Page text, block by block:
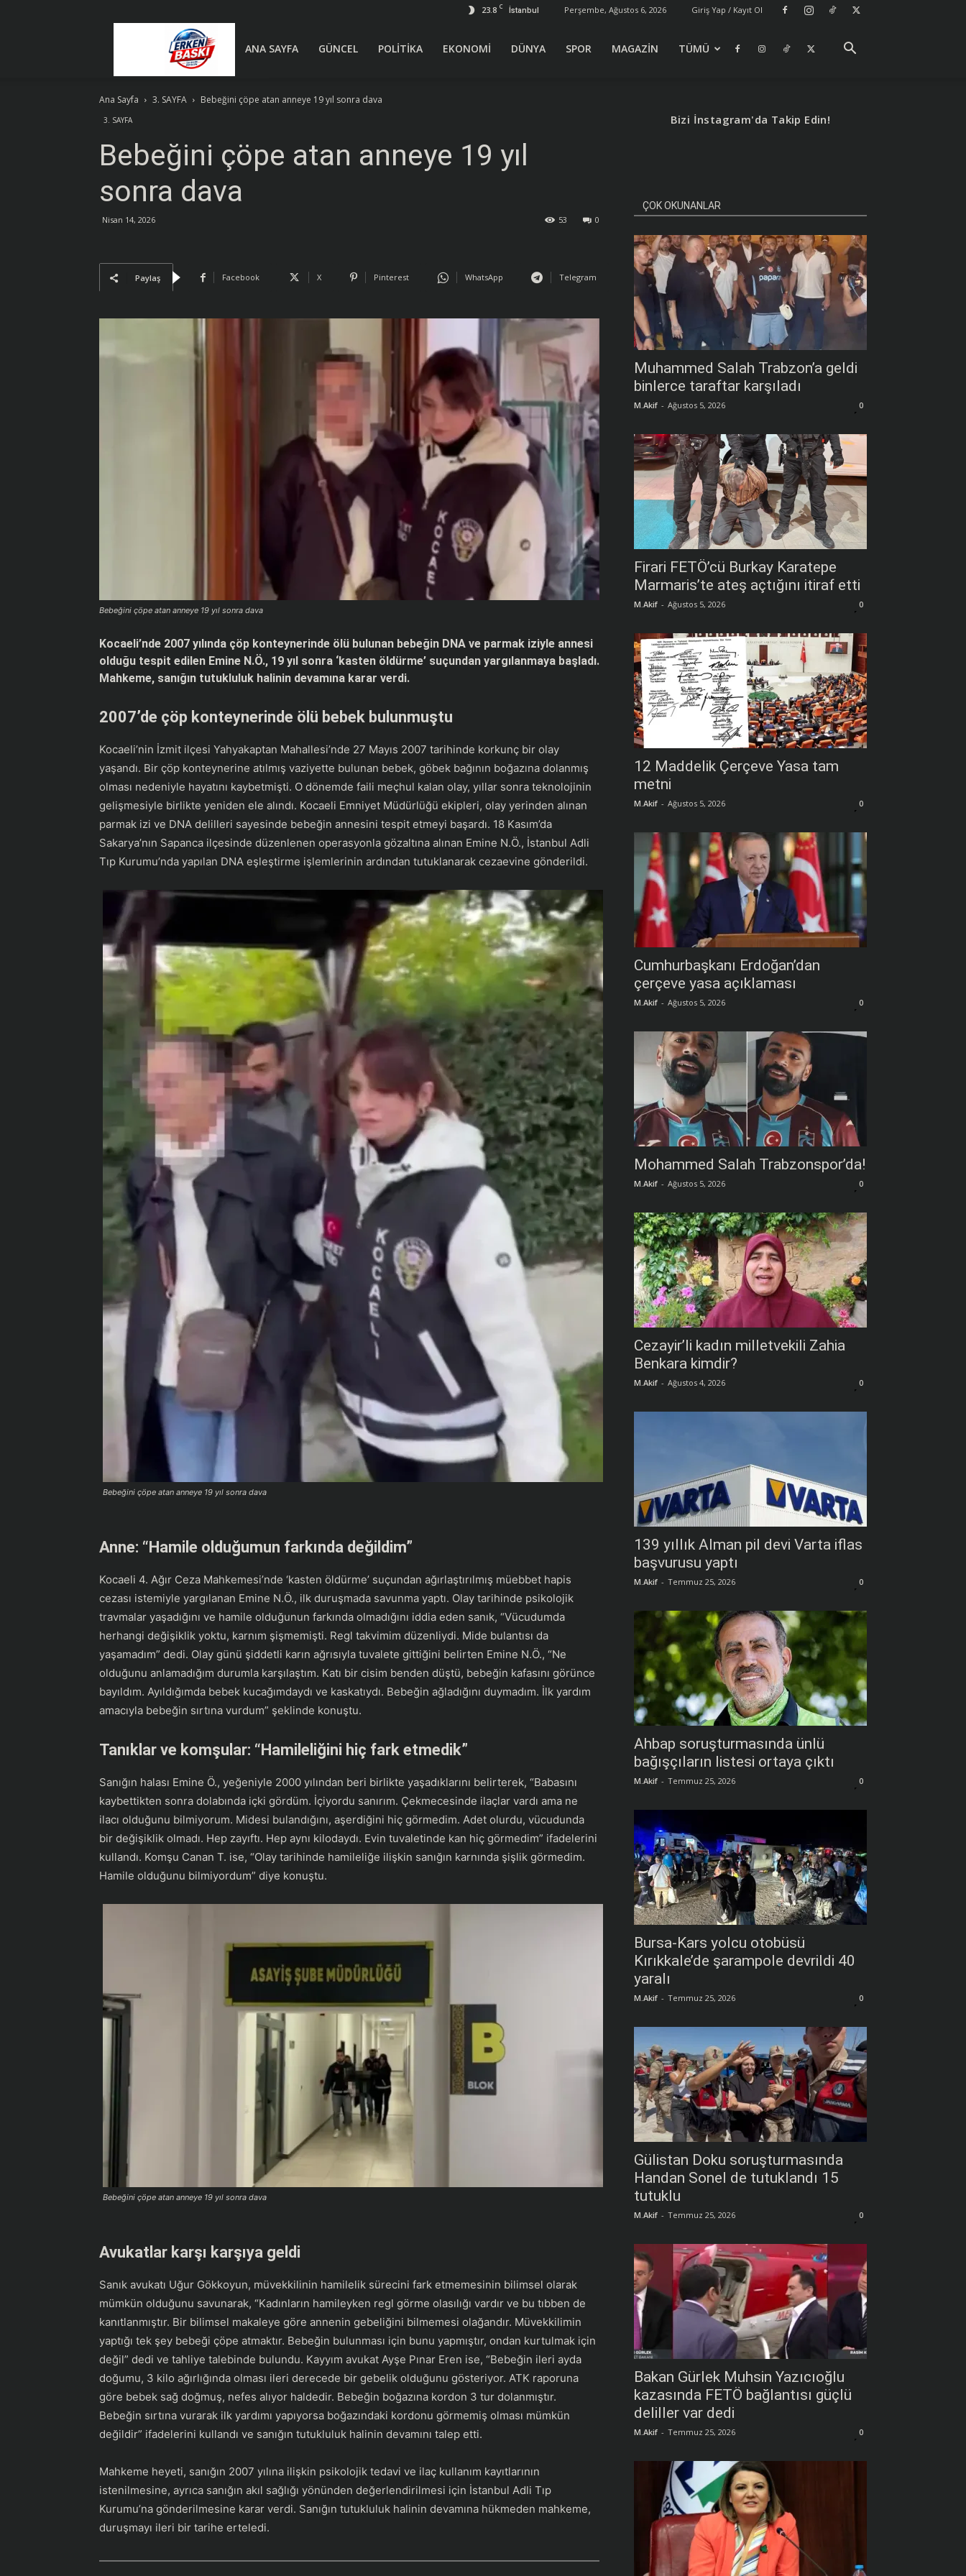
23.8 C İstanbul Perşembe, Ağustos 6, 2026 Giriş Yap / Kayıt Ol
Erken
Baskı
|
Dakika
ANA SAYFA GÜNCEL POLİTİKA EKONOMİ DÜNYA SPOR MAGAZİN TÜMÜ
Ana Sayfa 3. SAYFA Bebeğini çöpe atan anneye 19 yıl sonra dava
3. SAYFA
Bebeğini çöpe atan anneye 19 yıl
sonra dava
Nisan 14, 2026 0
53
Paylaş Facebook X Pinterest WhatsApp Telegram
Bebeğini çöpe atan anneye 19 yıl sonra dava
Kocaeli’nde 2007 yılında çöp konteynerinde ölü bulunan bebeğin DNA ve parmak iziyle annesi
olduğu tespit edilen Emine N.Ö., 19 yıl sonra ‘kasten öldürme’ suçundan yargılanmaya başladı.
Mahkeme, sanığın tutukluluk halinin devamına karar verdi.
2007’de çöp konteynerinde ölü bebek bulunmuştu
Kocaeli’nin İzmit ilçesi Yahyakaptan Mahallesi’nde 27 Mayıs 2007 tarihinde korkunç bir olay
yaşandı. Bir çöp konteynerine atılmış vaziyette bulunan bebek, göbek bağının boğazına dolanmış
olması nedeniyle hayatını kaybetmişti. O dönemde faili meçhul kalan olay, yıllar sonra teknolojinin
gelişmesiyle birlikte yeniden ele alındı. Kocaeli Emniyet Müdürlüğü ekipleri, olay yerinden alınan
parmak izi ve DNA delilleri sayesinde bebeğin annesini tespit etmeyi başardı. 18 Kasım’da
Sakarya’nın Sapanca ilçesinde düzenlenen operasyonla gözaltına alınan Emine N.Ö., İstanbul Adli
Tıp Kurumu’nda yapılan DNA eşleştirme işlemlerinin ardından tutuklanarak cezaevine gönderildi.
Bebeğini çöpe atan anneye 19 yıl sonra dava
Anne: “Hamile olduğumun farkında değildim”
Kocaeli 4. Ağır Ceza Mahkemesi’nde ‘kasten öldürme’ suçundan ağırlaştırılmış müebbet hapis
cezası istemiyle yargılanan Emine N.Ö., ilk duruşmada savunma yaptı. Olay tarihinde psikolojik
travmalar yaşadığını ve hamile olduğunun farkında olmadığını iddia eden sanık, “Vücudumda
herhangi değişiklik yoktu, karnım şişmemişti. Regl takvimim düzenliydi. Mide bulantısı da
yaşamadım” dedi. Olay günü şiddetli karın ağrısıyla tuvalete gittiğini belirten Emine N.Ö., “Ne
olduğunu anlamadığım durumla karşılaştım. Katı bir cisim benden düştü, bebeğin kafasını görünce
bayıldım. Ayıldığımda bebek kucağımdaydı ve kaskatıydı. Bebeğin ağladığını duymadım. İlk yardım
amacıyla bebeğin sırtına vurdum” şeklinde konuştu.
Tanıklar ve komşular: “Hamileliğini hiç fark etmedik”
Sanığın halası Emine Ö., yeğeniyle 2000 yılından beri birlikte yaşadıklarını belirterek, “Babasını
kaybettikten sonra dolabında içki gördüm. İçiyordu sanırım. Çekmecesinde ilaçlar vardı ama ne
ilacı olduğunu bilmiyorum. Midesi bulandığını, aşerdiğini hiç görmedim. Adet olurdu, vücudunda
bir değişiklik olmadı. Hep zayıftı. Hep aynı kilodaydı. Evin tuvaletinde kan hiç görmedim” ifadelerini
kullandı. Komşu Canan T. ise, “Olay tarihinde hamileliğe ilişkin sanığın karnında şişlik görmedim.
Hamile olduğunu bilmiyordum” diye konuştu.
Bebeğini çöpe atan anneye 19 yıl sonra dava
Avukatlar karşı karşıya geldi
Sanık avukatı Uğur Gökkoyun, müvekkilinin hamilelik sürecini fark etmemesinin bilimsel olarak
mümkün olduğunu savunarak, “Kadınların hamileyken regl görme olasılığı vardır ve bu tıbben de
kanıtlanmıştır. Bir bilimsel makaleye göre annenin gebeliğini bilmemesi olağandır. Müvekkilimin
yaptığı tek şey bebeği çöpe atmaktır. Bebeğin bulunması için bunu yapmıştır, ondan kurtulmak için
değil” dedi ve tahliye talebinde bulundu. Kayyım avukat Ayşe Pınar Eren ise, “Bebeğin ileri ayda
doğumu, 3 kilo ağırlığında olması ileri derecede bir gebelik olduğunu gösteriyor. ATK raporuna
göre bebek sağ doğmuş, nefes alıyor haldedir. Bebeğin boğazına kordon 3 tur dolanmıştır.
Bebeğin sırtına vurarak ilk yardımı yapıyorsa boğazındaki kordonu görmemiş olması mümkün
değildir” ifadelerini kullandı ve sanığın tutukluluk halinin devamını talep etti.
Mahkeme heyeti, sanığın 2007 yılına ilişkin psikolojik tedavi ve ilaç kullanım kayıtlarının
istenilmesine, ayrıca sanığın akıl sağlığı yönünden değerlendirilmesi için İstanbul Adli Tıp
Kurumu’na gönderilmesine karar verdi. Sanığın tutukluluk halinin devamına hükmeden mahkeme,
duruşmayı ileri bir tarihe erteledi.
Bizi İnstagram'da Takip Edin!
ÇOK OKUNANLAR
Muhammed Salah Trabzon’a geldi
binlerce taraftar karşıladı
M.Akif - Ağustos 5, 2026 0
Firari FETÖ’cü Burkay Karatepe
Marmaris’te ateş açtığını itiraf etti
M.Akif - Ağustos 5, 2026 0
12 Maddelik Çerçeve Yasa tam
metni
M.Akif - Ağustos 5, 2026 0
Cumhurbaşkanı Erdoğan’dan
çerçeve yasa açıklaması
M.Akif - Ağustos 5, 2026 0
Mohammed Salah Trabzonspor’da!
M.Akif - Ağustos 5, 2026 0
Cezayir’li kadın milletvekili Zahia
Benkara kimdir?
M.Akif - Ağustos 4, 2026 0
139 yıllık Alman pil devi Varta iflas
başvurusu yaptı
M.Akif - Temmuz 25, 2026 0
Ahbap soruşturmasında ünlü
bağışçıların listesi ortaya çıktı
M.Akif - Temmuz 25, 2026 0
Bursa-Kars yolcu otobüsü
Kırıkkale’de şarampole devrildi 40
yaralı
M.Akif - Temmuz 25, 2026 0
Gülistan Doku soruşturmasında
Handan Sonel de tutuklandı 15
tutuklu
M.Akif - Temmuz 25, 2026 0
Bakan Gürlek Muhsin Yazıcıoğlu
kazasında FETÖ bağlantısı güçlü
deliller var dedi
M.Akif - Temmuz 25, 2026 0